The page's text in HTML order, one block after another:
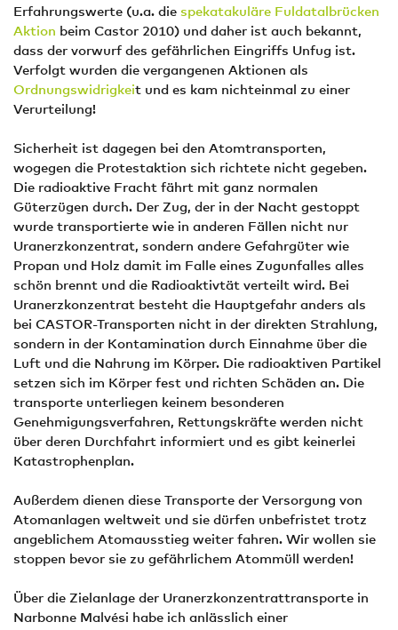
Erfahrungswerte (u.a. die spekatakuläre Fuldatalbrücken
Aktion beim Castor 2010) und daher ist auch bekannt,
dass der vorwurf des gefährlichen Eingriffs Unfug ist.
Verfolgt wurden die vergangenen Aktionen als
Ordnungswidrigkeit und es kam nichteinmal zu einer
Verurteilung!
Sicherheit ist dagegen bei den Atomtransporten,
wogegen die Protestaktion sich richtete nicht gegeben.
Die radioaktive Fracht fährt mit ganz normalen
Güterzügen durch. Der Zug, der in der Nacht gestoppt
wurde transportierte wie in anderen Fällen nicht nur
Uranerzkonzentrat, sondern andere Gefahrgüter wie
Propan und Holz damit im Falle eines Zugunfalles alles
schön brennt und die Radioaktivtät verteilt wird. Bei
Uranerzkonzentrat besteht die Hauptgefahr anders als
bei CASTOR-Transporten nicht in der direkten Strahlung,
sondern in der Kontamination durch Einnahme über die
Luft und die Nahrung im Körper. Die radioaktiven Partikel
setzen sich im Körper fest und richten Schäden an. Die
transporte unterliegen keinem besonderen
Genehmigungsverfahren, Rettungskräfte werden nicht
über deren Durchfahrt informiert und es gibt keinerlei
Katastrophenplan.
Außerdem dienen diese Transporte der Versorgung von
Atomanlagen weltweit und sie dürfen unbefristet trotz
angeblichem Atomausstieg weiter fahren. Wir wollen sie
stoppen bevor sie zu gefährlichem Atommüll werden!
Über die Zielanlage der Uranerzkonzentrattransporte in
Narbonne Malvési habe ich anlässlich einer